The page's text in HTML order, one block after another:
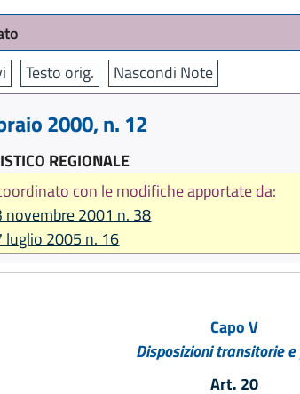
Testo orig. Nascondi Note
2000, n. 12
REGIONALE
con le modifiche apportate da:
novembre 2001 n. 38
luglio 2005 n. 16
Capo V
Disposizioni transitorie
Art. 20